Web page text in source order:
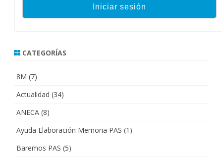
CATEGORÍAS
8M (7)
Actualidad (34)
ANECA (8)
Ayuda Elaboración Memoria PAS (1)
Baremos PAS (5)